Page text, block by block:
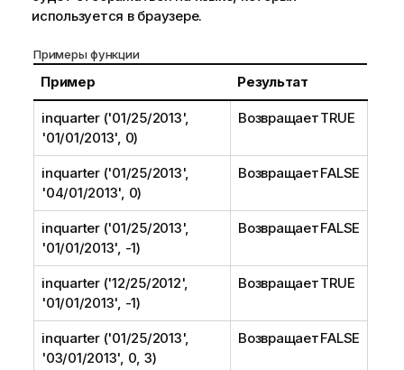
используется в браузере.
Примеры функции
Пример Результат
inquarter ('01/25/2013',
'01/01/2013', 0)
Возвращает TRUE
inquarter ('01/25/2013',
'04/01/2013', 0)
Возвращает FALSE
inquarter ('01/25/2013',
'01/01/2013', -1)
Возвращает FALSE
inquarter ('12/25/2012',
'01/01/2013', -1)
Возвращает TRUE
inquarter ('01/25/2013',
'03/01/2013', 0, 3)
Возвращает FALSE